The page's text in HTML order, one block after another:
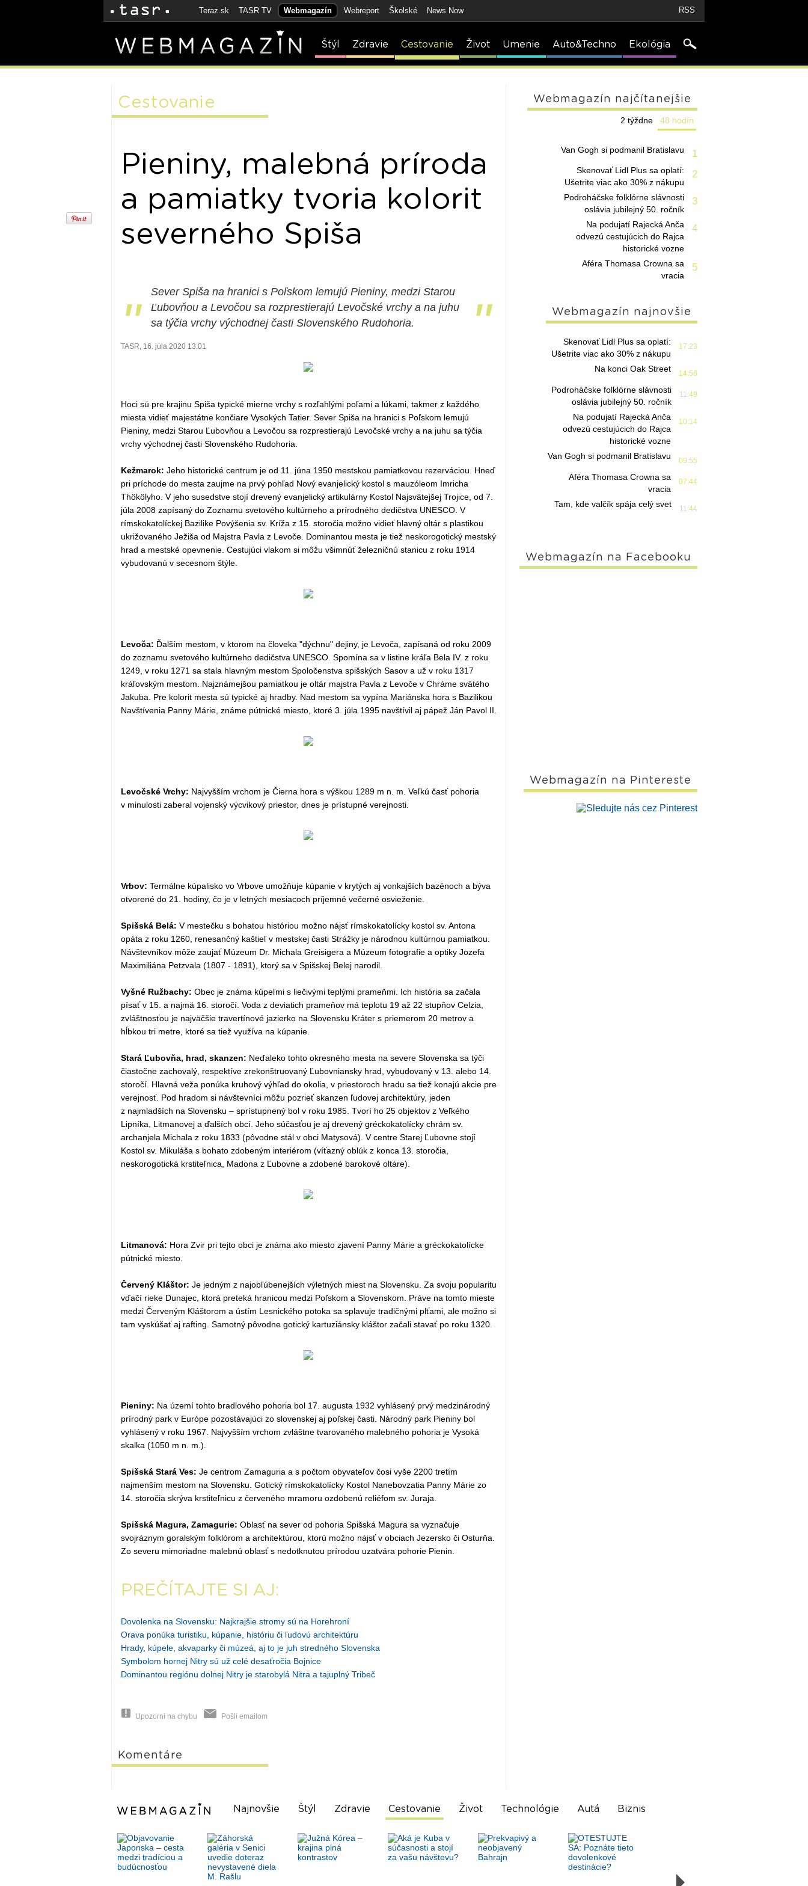
Teraz.sk TASR TV Webmagazín Webreport Školské News Now RSS
Štýl Zdravie Cestovanie Život Umenie Auto&Techno Ekológia
Cestovanie
Pieniny, malebná príroda
a pamiatky tvoria kolorit
severného Spiša
"
Sever Spiša na hranici s Poľskom lemujú Pieniny, medzi Starou
Ľubovňou a Levočou sa rozprestierajú Levočské vrchy a na juhu
sa týčia vrchy východnej časti Slovenského Rudohoria.
"
TASR, 16. júla 2020 13:01
Hoci sú pre krajinu Spiša typické mierne vrchy s rozľahlými poľami a lúkami, takmer z každého
miesta vidieť majestátne končiare Vysokých Tatier. Sever Spiša na hranici s Poľskom lemujú
Pieniny, medzi Starou Ľubovňou a Levočou sa rozprestierajú Levočské vrchy a na juhu sa týčia
vrchy východnej časti Slovenského Rudohoria.
Kežmarok: Jeho historické centrum je od 11. júna 1950 mestskou pamiatkovou rezerváciou. Hneď
pri príchode do mesta zaujme na prvý pohľad Nový evanjelický kostol s mauzóleom Imricha
Thökölyho. V jeho susedstve stojí drevený evanjelický artikulárny Kostol Najsvätejšej Trojice, od 7.
júla 2008 zapísaný do Zoznamu svetového kultúrneho a prírodného dedičstva UNESCO. V
rímskokatolíckej Bazilike Povýšenia sv. Kríža z 15. storočia možno vidieť hlavný oltár s plastikou
ukrižovaného Ježiša od Majstra Pavla z Levoče. Dominantou mesta je tiež neskorogotický mestský
hrad a mestské opevnenie. Cestujúci vlakom si môžu všimnúť železničnú stanicu z roku 1914
vybudovanú v secesnom štýle.
Levoča: Ďalším mestom, v ktorom na človeka "dýchnu" dejiny, je Levoča, zapísaná od roku 2009
do zoznamu svetového kultúrneho dedičstva UNESCO. Spomína sa v listine kráľa Bela IV. z roku
1249, v roku 1271 sa stala hlavným mestom Spoločenstva spišských Sasov a už v roku 1317
kráľovským mestom. Najznámejšou pamiatkou je oltár majstra Pavla z Levoče v Chráme svätého
Jakuba. Pre kolorit mesta sú typické aj hradby. Nad mestom sa vypína Mariánska hora s Bazilikou
Navštívenia Panny Márie, známe pútnické miesto, ktoré 3. júla 1995 navštívil aj pápež Ján Pavol II.
Levočské Vrchy: Najvyšším vrchom je Čierna hora s výškou 1289 m n. m. Veľkú časť pohoria
v minulosti zaberal vojenský výcvikový priestor, dnes je prístupné verejnosti.
Vrbov: Termálne kúpalisko vo Vrbove umožňuje kúpanie v krytých aj vonkajších bazénoch a býva
otvorené do 21. hodiny, čo je v letných mesiacoch príjemné večerné osvieženie.
Spišská Belá: V mestečku s bohatou históriou možno nájsť rímskokatolícky kostol sv. Antona
opáta z roku 1260, renesančný kaštieľ v mestskej časti Strážky je národnou kultúrnou pamiatkou.
Návštevníkov môže zaujať Múzeum Dr. Michala Greisigera a Múzeum fotografie a optiky Jozefa
Maximiliána Petzvala (1807 - 1891), ktorý sa v Spišskej Belej narodil.
Vyšné Ružbachy: Obec je známa kúpeľmi s liečivými teplými prameňmi. Ich história sa začala
písať v 15. a najmä 16. storočí. Voda z deviatich prameňov má teplotu 19 až 22 stupňov Celzia,
zvláštnosťou je najväčšie travertínové jazierko na Slovensku Kráter s priemerom 20 metrov a
hĺbkou tri metre, ktoré sa tiež využíva na kúpanie.
Stará Ľubovňa, hrad, skanzen: Neďaleko tohto okresného mesta na severe Slovenska sa týči
čiastočne zachovalý, respektíve zrekonštruovaný Ľubovniansky hrad, vybudovaný v 13. alebo 14.
storočí. Hlavná veža ponúka kruhový výhľad do okolia, v priestoroch hradu sa tiež konajú akcie pre
verejnosť. Pod hradom si návštevníci môžu pozrieť skanzen ľudovej architektúry, jeden
z najmladších na Slovensku – sprístupnený bol v roku 1985. Tvorí ho 25 objektov z Veľkého
Lipníka, Litmanovej a ďalších obcí. Jeho súčasťou je aj drevený gréckokatolícky chrám sv.
archanjela Michala z roku 1833 (pôvodne stál v obci Matysová). V centre Starej Ľubovne stojí
Kostol sv. Mikuláša s bohato zdobeným interiérom (víťazný oblúk z konca 13. storočia,
neskorogotická krstiteľnica, Madona z Ľubovne a zdobené barokové oltáre).
Litmanová: Hora Zvir pri tejto obci je známa ako miesto zjavení Panny Márie a gréckokatolícke
pútnické miesto.
Červený Kláštor: Je jedným z najobľúbenejších výletných miest na Slovensku. Za svoju popularitu
vďačí rieke Dunajec, ktorá preteká hranicou medzi Poľskom a Slovenskom. Práve na tomto mieste
medzi Červeným Kláštorom a ústím Lesnického potoka sa splavuje tradičnými plťami, ale možno si
tam vyskúšať aj rafting. Samotný pôvodne gotický kartuziánsky kláštor začali stavať po roku 1320.
Pieniny: Na území tohto bradlového pohoria bol 17. augusta 1932 vyhlásený prvý medzinárodný
prírodný park v Európe pozostávajúci zo slovenskej aj poľskej časti. Národný park Pieniny bol
vyhlásený v roku 1967. Najvyšším vrchom zvláštne tvarovaného malebného pohoria je Vysoká
skalka (1050 m n. m.).
Spišská Stará Ves: Je centrom Zamaguria a s počtom obyvateľov čosi vyše 2200 tretím
najmenším mestom na Slovensku. Gotický rímskokatolícky Kostol Nanebovzatia Panny Márie zo
14. storočia skrýva krstiteľnicu z červeného mramoru ozdobenú reliéfom sv. Juraja.
Spišská Magura, Zamagurie: Oblasť na sever od pohoria Spišská Magura sa vyznačuje
svojráznym goralským folklórom a architektúrou, ktorú možno nájsť v obciach Jezersko či Osturňa.
Zo severu mimoriadne malebnú oblasť s nedotknutou prírodou uzatvára pohorie Pienin.
PREČÍTAJTE SI AJ:
Dovolenka na Slovensku: Najkrajšie stromy sú na Horehroní
Orava ponúka turistiku, kúpanie, históriu či ľudovú architektúru
Hrady, kúpele, akvaparky či múzeá, aj to je juh stredného Slovenska
Symbolom hornej Nitry sú už celé desaťročia Bojnice
Dominantou regiónu dolnej Nitry je starobylá Nitra a tajuplný Tribeč
Upozorni na chybu Pošli emailom
Komentáre
Webmagazín najčítanejšie
48 hodín
2 týždne
1
Van Gogh si podmanil Bratislavu
2
Skenovať Lidl Plus sa oplatí:
Ušetrite viac ako 30% z nákupu
3
Podroháčske folklórne slávnosti
oslávia jubilejný 50. ročník
4
Na podujatí Rajecká Anča
odvezú cestujúcich do Rajca
historické vozne
5
Aféra Thomasa Crowna sa
vracia
Webmagazín najnovšie
17:23
Skenovať Lidl Plus sa oplatí:
Ušetrite viac ako 30% z nákupu
14:56
Na konci Oak Street
11:49
Podroháčske folklórne slávnosti
oslávia jubilejný 50. ročník
10:14
Na podujatí Rajecká Anča
odvezú cestujúcich do Rajca
historické vozne
09:55
Van Gogh si podmanil Bratislavu
07:44
Aféra Thomasa Crowna sa
vracia
11:44
Tam, kde valčík spája celý svet
Webmagazín na Facebooku
Webmagazín na Pintereste
Najnovšie Štýl Zdravie Cestovanie Život Technológie Autá Biznis